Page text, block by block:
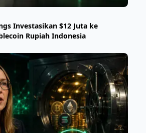
Investasikan $12 Juta ke
Rupiah Indonesia